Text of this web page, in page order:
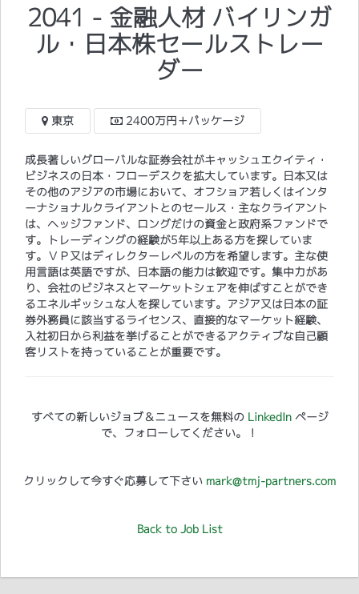
2041 - 金融人材 バイリンガ
ル・日本株セールストレー
ダー
東京 2400万円＋パッケージ
成長著しいグローバルな証券会社がキャッシュエクイティ・
ビジネスの日本・フローデスクを拡大しています。日本又は
その他のアジアの市場において、オフショア若しくはインタ
ーナショナルクライアントとのセールス・主なクライアント
は、ヘッジファンド、ロングだけの資金と政府系ファンドで
す。トレーディングの経験が5年以上ある方を探していま
す。ＶＰ又はディレクターレベルの方を希望します。主な使
用言語は英語ですが、日本語の能力は歓迎です。集中力があ
り、会社のビジネスとマーケットシェアを伸ばすことができ
るエネルギッシュな人を探しています。アジア又は日本の証
券外務員に該当するライセンス、直接的なマーケット経験、
入社初日から利益を挙げることができるアクティブな自己顧
客リストを持っていることが重要です。
すべての新しいジョブ＆ニュースを無料の LinkedInページ
で、フォローしてください。！
クリックして今すぐ応募して下さい mark@tmj-partners.com
Back to Job List